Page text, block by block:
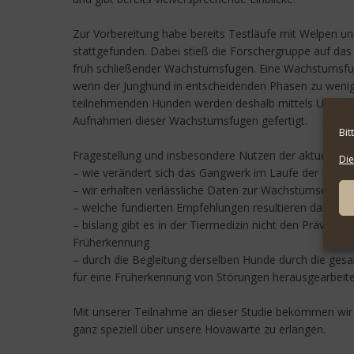
Zur Vorbereitung habe bereits Testläufe mit Welpen
stattgefunden. Dabei stieß die Forschergruppe auf
früh schließender Wachstumsfugen. Eine
wenn der Junghund in entscheidenden Phasen zu
teilnehmenden Hunden werden deshalb mittels
Aufnahmen dieser Wachstumsfugen gefertigt.
Fragestellung und insbesondere Nutzen der aktuellen
– wie verändert sich das Gangwerk im Laufe der
– wir erhalten verlässliche Daten zur
– welche fundierten Empfehlungen resultieren daraus
– bislang gibt es in der Tiermedizin nicht den
Früherkennung
– durch die Begleitung derselben Hunde durch die
für eine Früherkennung von Störungen
Mit unserer Teilnahme an dieser Studie bekommen
ganz speziell über unsere Hovawarte zu erlangen.